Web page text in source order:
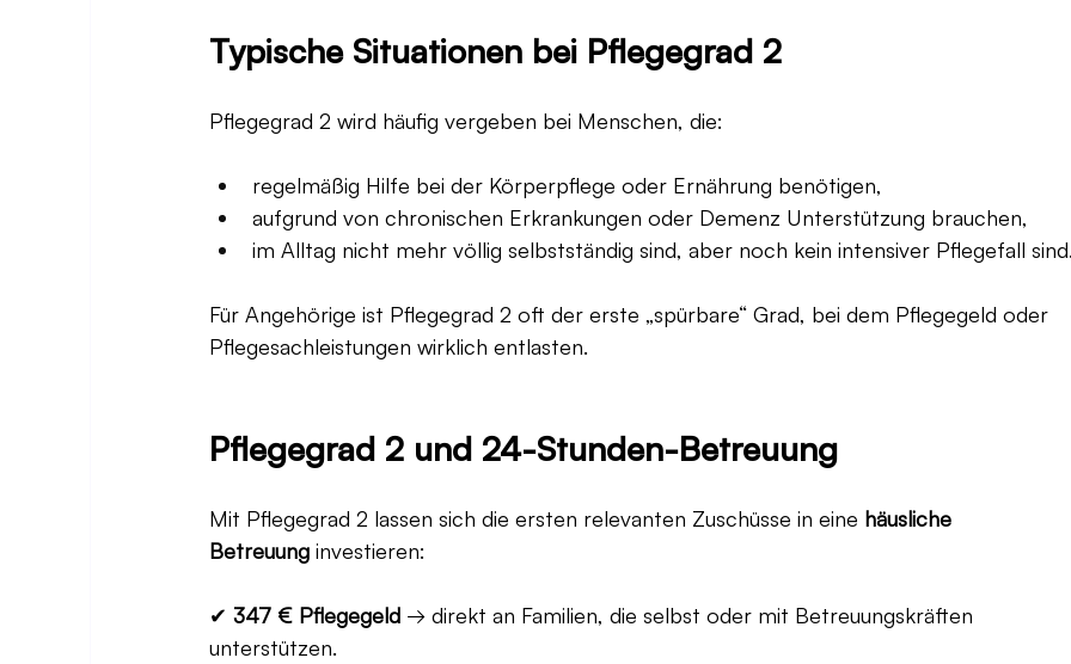
Typische Situationen bei Pflegegrad 2
Pflegegrad 2 wird häufig vergeben bei Menschen, die:
regelmäßig Hilfe bei der Körperpflege oder Ernährung benötigen,
aufgrund von chronischen Erkrankungen oder Demenz Unterstützung brauchen,
im Alltag nicht mehr völlig selbstständig sind, aber noch kein intensiver Pflegefall
Für Angehörige ist Pflegegrad 2 oft der erste „spürbare“ Grad, bei dem Pflegegeld oder
Pflegesachleistungen wirklich entlasten.
Pflegegrad 2 und 24-Stunden-Betreuung
Mit Pflegegrad 2 lassen sich die ersten relevanten Zuschüsse in eine häusliche
Betreuung investieren:
✔ 347 € Pflegegeld → direkt an Familien, die selbst oder mit Betreuungskräften
unterstützen.